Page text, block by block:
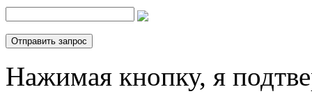
Нажимая кнопку, я